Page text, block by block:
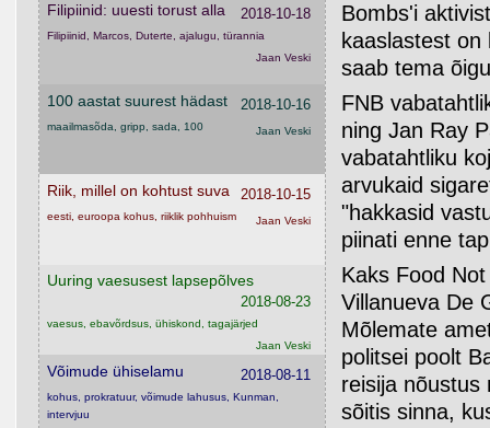
Filipiinid: uuesti torust alla 2018-10-18
Filipiinid, Marcos, Duterte, ajalugu, türannia
Jaan Veski
100 aastat suurest hädast 2018-10-16
maailmasõda, gripp, sada, 100 Jaan Veski
Riik, millel on kohtust suva 2018-10-15
eesti, euroopa kohus, riiklik pohhuism Jaan Veski
Uuring vaesusest lapsepõlves
2018-08-23
vaesus, ebavõrdsus, ühiskond, tagajärjed
Jaan Veski
Võimude ühiselamu 2018-08-11
kohus, prokratuur, võimude lahusus, Kunman,
intervjuu
Bombs'i
kaaslastest
saab tema
FNB
ning Jan Ray
vabatahtliku
arvukaid
"hakkasid
piinati enne
Kaks Food
Villanueva De
Mõlemate
politsei poolt
reisija nõustus
sõitis sinna,